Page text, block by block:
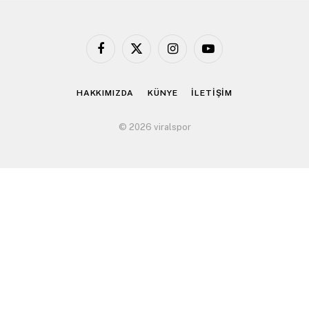
Facebook
X
InstagramYouTube
HAKKIMIZDA KÜNYE İLETİŞİM
© 2026 viralspor